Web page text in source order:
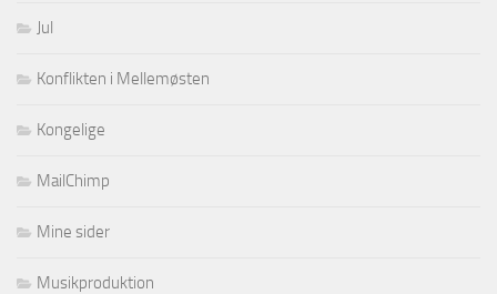
Jul
Konflikten i Mellemøsten
Kongelige
MailChimp
Mine sider
Musikproduktion